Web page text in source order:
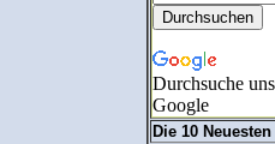
Durchsuche
Google
Die 10